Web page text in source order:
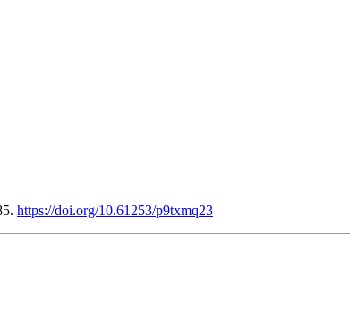
https://doi.org/10.61253/p9txmq23